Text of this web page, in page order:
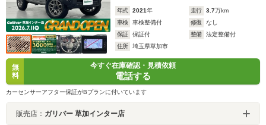
年式 2021年 走行 3.7万km
車検
車検整備付 修復
なし
保証
保証付 整備
法定整備付
住所
埼玉県草加市
無
料
今すぐ在庫確認・見積依頼
電話する
カーセンサーアフター保証がBプランに付いています
販売店： ガリバー 草加インター店